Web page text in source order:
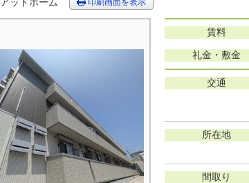
印刷画面を表示
賃料
礼金・敷金
交通
所在地
間取り